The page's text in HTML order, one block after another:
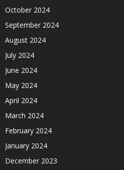
October 2024
September 2024
August 2024
July 2024
June 2024
May 2024
April 2024
March 2024
February 2024
January 2024
December 2023